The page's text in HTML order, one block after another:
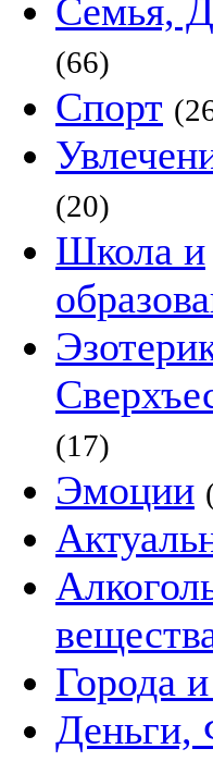
Семья,
(66)
Спорт
(20)
Школа и
(17)
Эмоции
Города
Деньги,